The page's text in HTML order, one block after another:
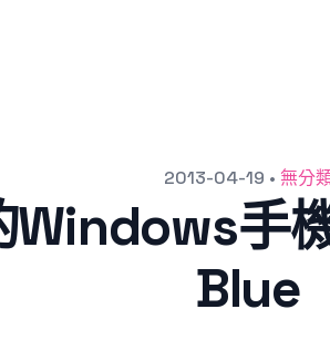
2013-04-19 • 無分
Windows手
Blue